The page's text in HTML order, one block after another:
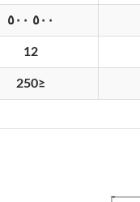
٥٠٠ ٥٠٠
12
≤
250